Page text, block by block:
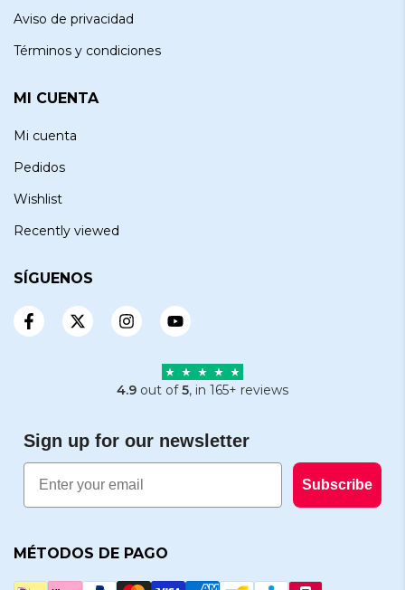
Aviso de privacidad
Términos y condiciones
MI CUENTA
Mi cuenta
Pedidos
Wishlist
Recently viewed
SÍGUENOS
4.9 out of5, in 165+ reviews
Sign up for our newsletter
Email
Subscribe
MÉTODOS DE PAGO